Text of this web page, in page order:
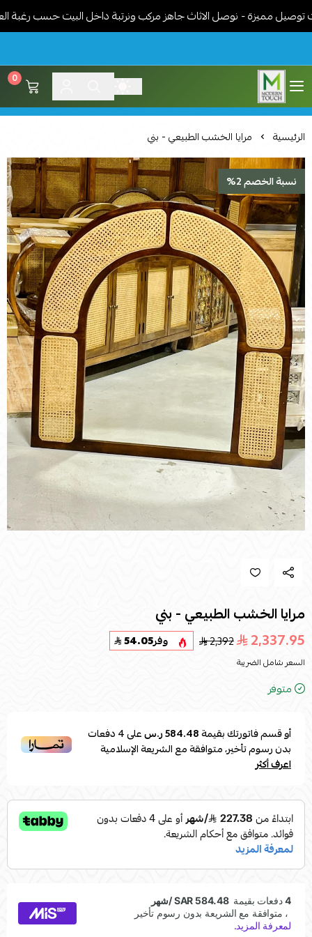
مميزة - نوصل الاثاث جاهز مركب ونرتبة داخل البيت حسب رغبة
اثاث مودرن لمسة عصرية
0
الرئيسية مرايا الخشب الطبيعي - بني
نسبة الخصم 2%
مرايا الخشب الطبيعي - بني
2,337.95
2,392 وفر54.05
السعر شامل الضريبة
متوفر
أو قسم فاتورتك بقيمة584.48 ر.س على4دفعات
بدون رسوم تأخير، متوافقة مع الشريعة الإسلامية
اعرف أكثر